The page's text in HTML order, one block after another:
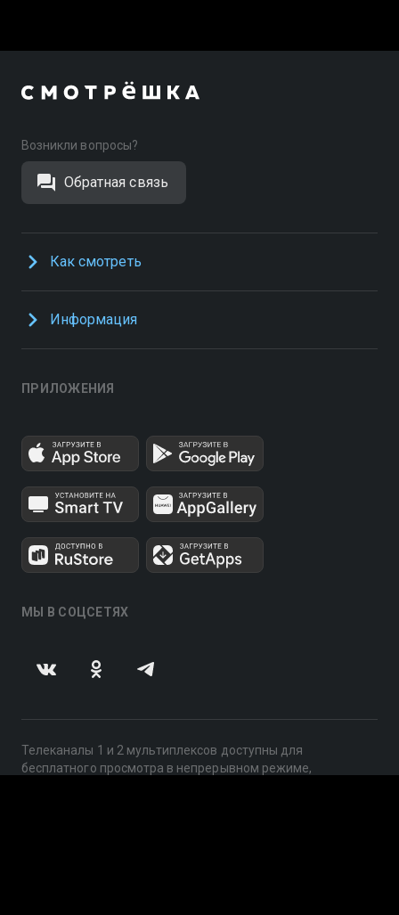
Возникли вопросы?
Обратная связь
Как смотреть
Информация
ПРИЛОЖЕНИЯ
МЫ В СОЦСЕТЯХ
Телеканалы 1 и 2 мультиплексов доступны для
бесплатного просмотра в непрерывном режиме,